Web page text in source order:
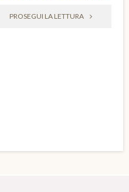
PROSEGUI LA LETTURA